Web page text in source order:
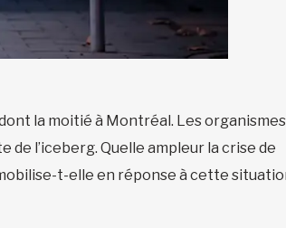
la moitié à Montréal. Les organismes
de l’iceberg. Quelle ampleur la crise de
t-elle en réponse à cette